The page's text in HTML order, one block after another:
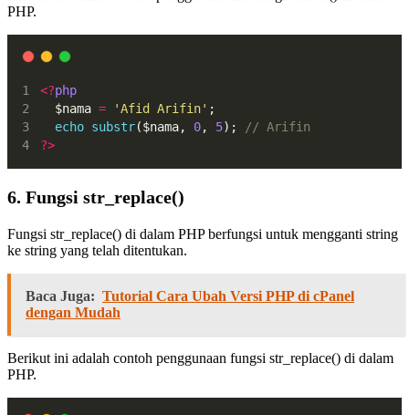
PHP.
<?php
  $nama
= 'Afid Arifin' ;
echo substr($nama, 0, 5);
// Arifin
?>
6. Fungsi str_replace()
Fungsi str_replace() di dalam PHP berfungsi untuk mengganti string
ke string yang telah ditentukan.
Baca Juga: Tutorial Cara Ubah Versi PHP di cPanel
dengan Mudah
Berikut ini adalah contoh penggunaan fungsi str_replace() di dalam
PHP.